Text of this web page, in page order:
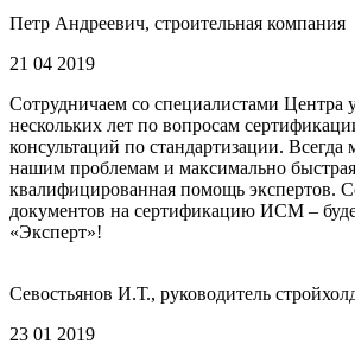
Петр Андреевич, строительная компания
21 04 2019
Сотрудничаем со специалистами Центра
нескольких лет по вопросам
консультаций по стандартизации.
нашим проблемам и максимально
квалифицированная помощь экспертов.
документов на сертификацию ИСМ –
«Эксперт»!
Севостьянов И.Т., руководитель
23 01 2019